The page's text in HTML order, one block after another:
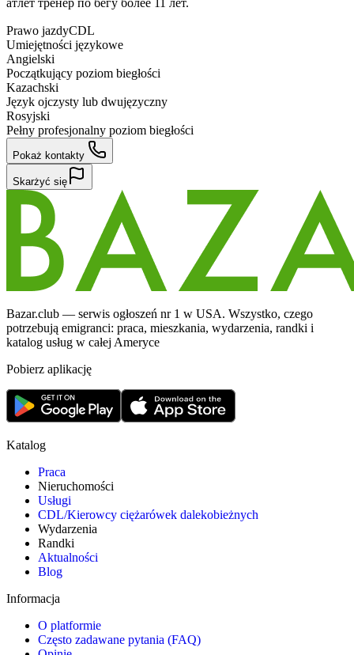
Prawo jazdyCDL
Umiejętności językowe
Angielski
Początkujący poziom biegłości
Kazachski
Język ojczysty lub dwujęzyczny
Rosyjski
Pełny profesjonalny poziom biegłości
Pokaż kontakty
Skarżyć się
Bazar.club — serwis ogłoszeń nr 1 w USA. Wszystko, czego
potrzebują emigranci: praca, mieszkania, wydarzenia, randki i
katalog usług w całej Ameryce
Pobierz aplikację
Katalog
Praca
Nieruchomości
Usługi
CDL/Kierowcy ciężarówek dalekobieżnych
Wydarzenia
Randki
Aktualności
Blog
Informacja
O platformie
Często zadawane pytania (FAQ)